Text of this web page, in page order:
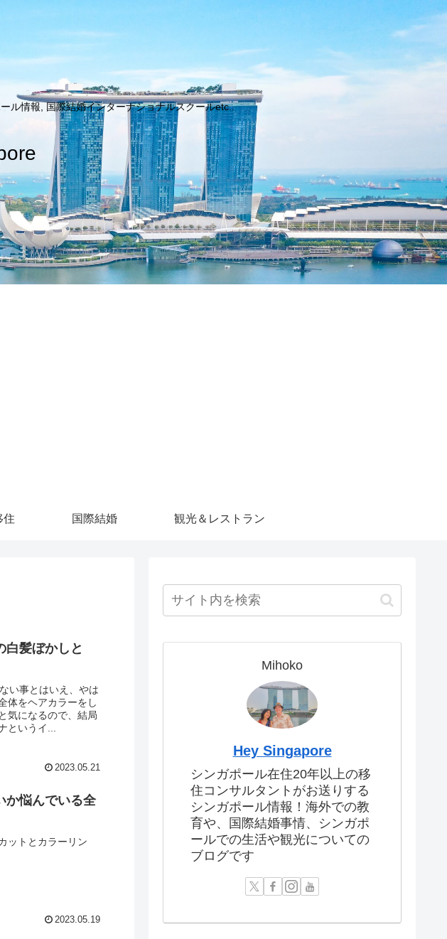
ル情報, 国際結婚インターナショナルスクールetc..
住 国際結婚 観光＆レストラン
白髪ぼかしと
い事とはいえ、やは
体をヘアカラーをし
気になるので、結局
というイ...
2023.05.21
か悩んでいる全
ットとカラーリン
2023.05.19
Mihoko
Hey Singapore
シンガポール在住20年以上の移
住コンサルタントがお送りする
シンガポール情報！海外での教
育や、国際結婚事情、シンガポ
ールでの生活や観光についての
ブログです